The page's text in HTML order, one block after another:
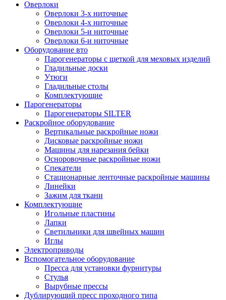
Оверлоки
Оверлоки 3-х ниточные
Оверлоки 4-х ниточные
Оверлоки 5-и ниточные
Оверлоки 6-и ниточные
Оборудование вто
Парогенераторы с щеткой для меховых изделий
Гладильные доски
Утюги
Гладильные столы
Комплектующие
Парогенераторы
Парогенераторы SILTER
Раскройное оборудование
Вертикальные раскройные ножи
Дисковые раскройные ножи
Машины для нарезания бейки
Осноровочные раскройные ножи
Спекатели
Стационарные ленточные раскройные машины
Линейки
Зажим для ткани
Комплектующие
Игольные пластины
Лапки
Светильники для швейных машин
Иглы
Электроприводы
Вспомогательное оборудование
Пресса для установки фурнитуры
Стулья
Вырубные прессы
Дублирующий пресс проходного типа